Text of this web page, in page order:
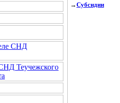
СНД
Теучежского
→Субсидии